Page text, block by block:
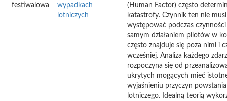
festiwalowa
wypadkach
lotniczych
(Human Factor) często
katastrofy. Czynnik ten nie
występować podczas
samym działaniem pilotów w
często znajduje się poza nimi i
wcześniej. Analiza każdego
rozpoczyna się od
ukrytych mogących mieć
wyjaśnieniu przyczyn
lotniczego. Idealną teorią